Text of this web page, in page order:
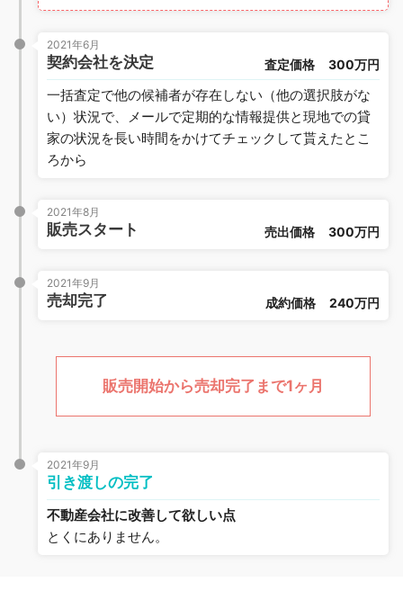
2021年6月
契約会社を決定 査定価格 300万円
一括査定で他の候補者が存在しない（他の選択肢がな
い）状況で、メールで定期的な情報提供と現地での貸
家の状況を長い時間をかけてチェックして貰えたとこ
ろから
2021年8月
販売スタート 売出価格 300万円
2021年9月
売却完了 成約価格 240万円
販売開始から売却完了まで1ヶ月
2021年9月
引き渡しの完了
不動産会社に改善して欲しい点
とくにありません。